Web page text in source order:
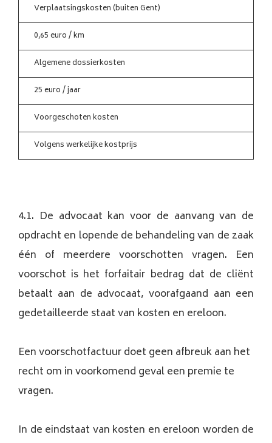
Verplaatsingskosten (buiten Gent)
0,65 euro / km
Algemene dossierkosten
25 euro / jaar
Voorgeschoten kosten
Volgens werkelijke kostprijs
4.1. De advocaat kan voor de aanvang van de
opdracht en lopende de behandeling van de zaak
één of meerdere voorschotten vragen. Een
voorschot is het forfaitair bedrag dat de cliënt
betaalt aan de advocaat, voorafgaand aan een
gedetailleerde staat van kosten en ereloon.
Een voorschotfactuur doet geen afbreuk aan het
recht om in voorkomend geval een premie te
vragen.
In de eindstaat van kosten en ereloon worden de